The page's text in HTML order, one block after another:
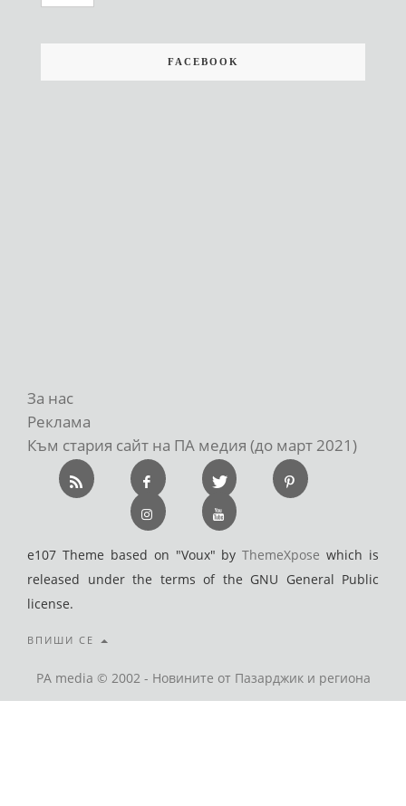
FACEBOOK
За нас
Реклама
Към стария сайт на ПА медия (до март 2021)
e107 Theme based on "Voux" byThemeXpose which is
released under the terms of the GNU General Public
license.
ВПИШИ СЕ
PA media © 2002 - Новините от Пазарджик и региона